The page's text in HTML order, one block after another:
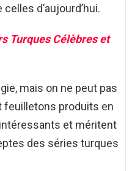
d’aujourd’hui.
Turques Célèbres et
mais on ne peut pas
feuilletons produits en
et méritent
des séries turques